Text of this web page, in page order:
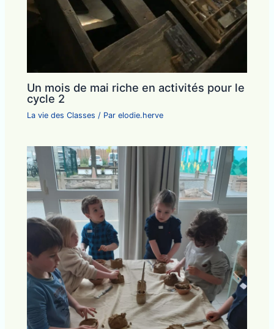
Un mois de mai riche en activités pour le
cycle 2
La vie des Classes / Parelodie.herve